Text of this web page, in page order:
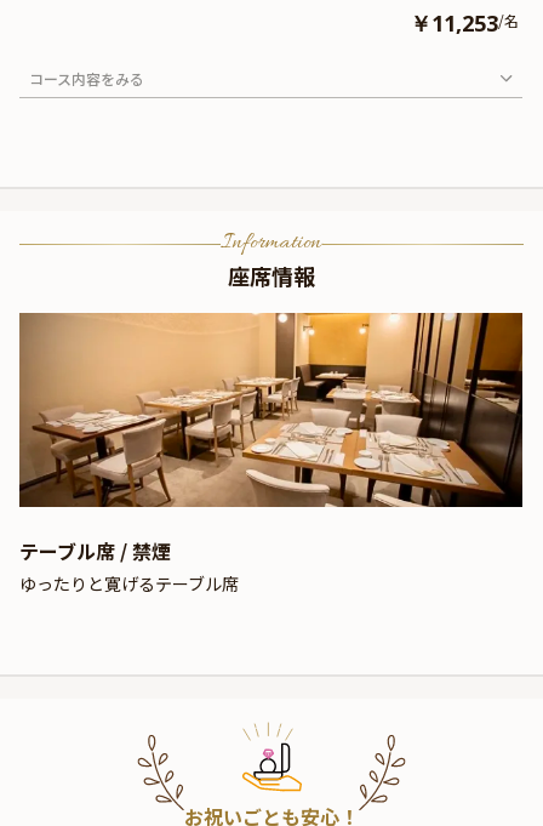
￥11,253/名
コース内容をみる
Information
座席情報
テーブル席 / 禁煙
ゆったりと寛げるテーブル席
お祝いごとも安心！